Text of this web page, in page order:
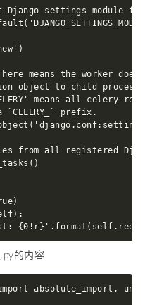
settings module for
means the worker
object to child processes.
means all celery-
prefix.
from all registered Django
的内容
absolute_import,